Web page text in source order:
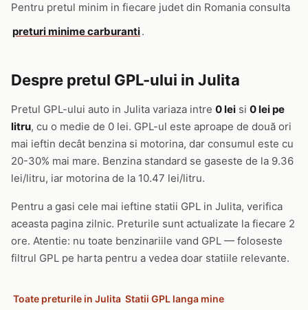
Pentru pretul minim in fiecare judet din Romania consulta
preturi minime carburanti.
Despre pretul GPL-ului in Julita
Pretul GPL-ului auto in Julita variaza intre 0 lei si 0 lei pe
litru, cu o medie de 0 lei. GPL-ul este aproape de două ori
mai ieftin decât benzina si motorina, dar consumul este cu
20-30% mai mare. Benzina standard se gaseste de la 9.36
lei/litru, iar motorina de la 10.47 lei/litru.
Pentru a gasi cele mai ieftine statii GPL in Julita, verifica
aceasta pagina zilnic. Preturile sunt actualizate la fiecare 2
ore. Atentie: nu toate benzinariile vand GPL — foloseste
filtrul GPL pe harta pentru a vedea doar statiile relevante.
Toate preturile in Julita Statii GPL langa mine